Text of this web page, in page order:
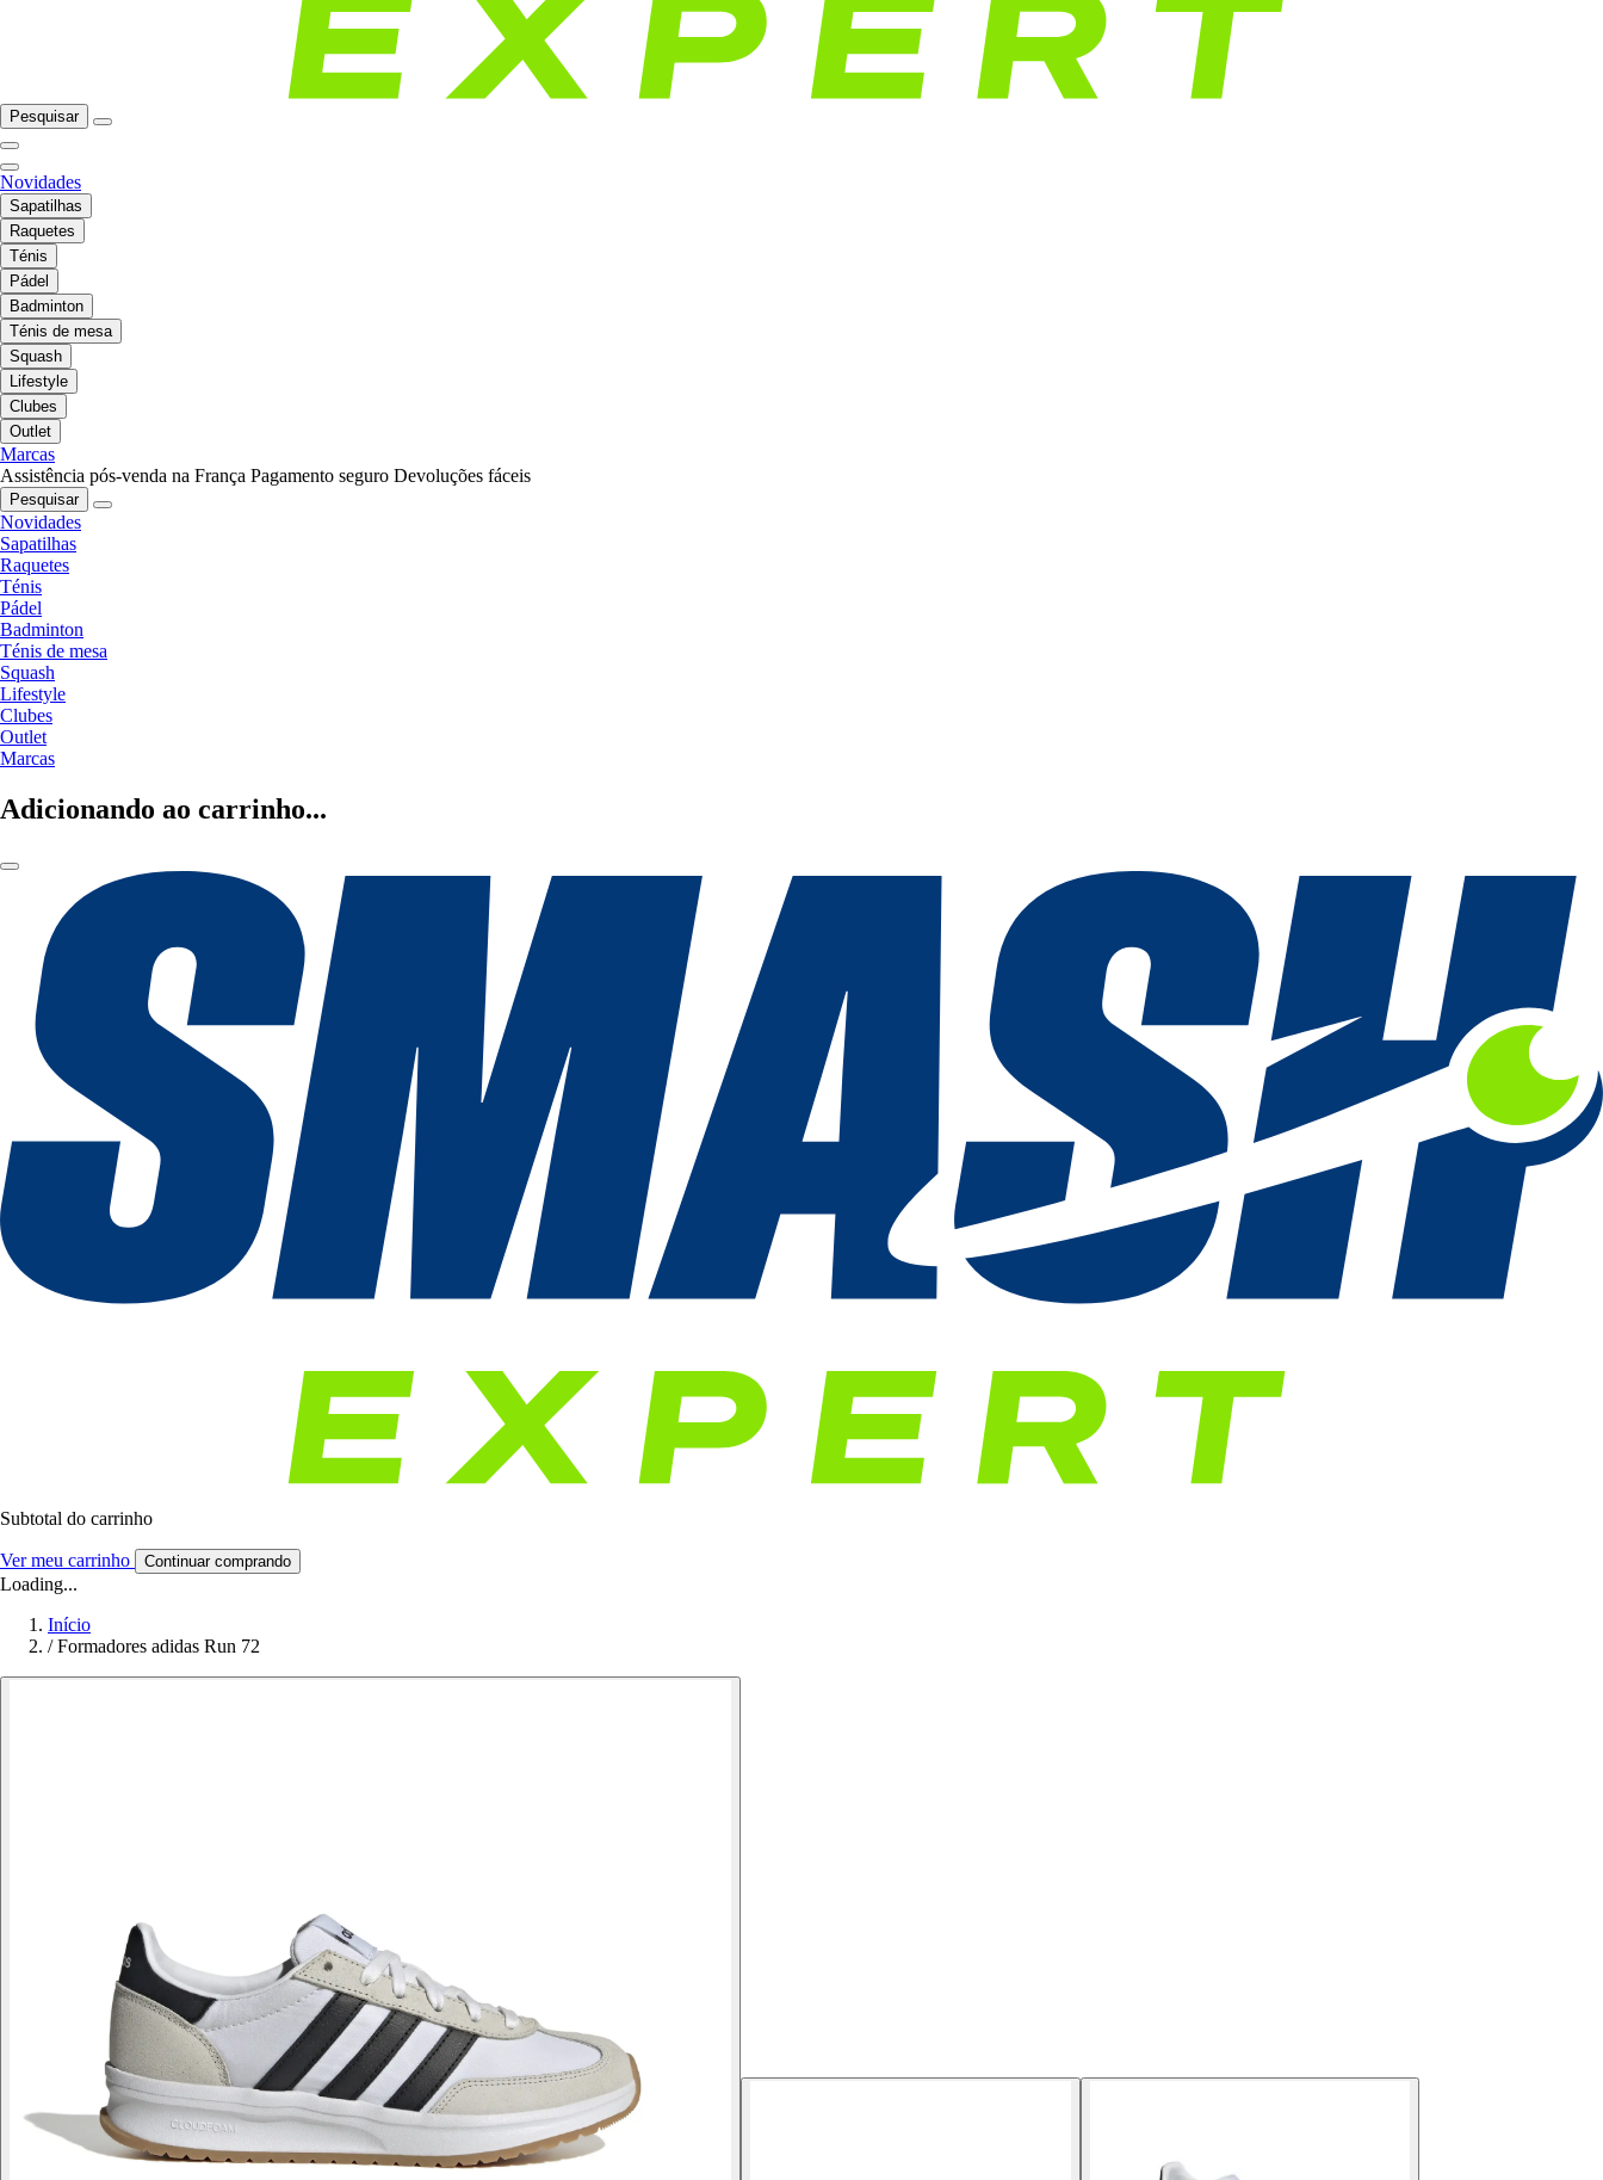
Pesquisar
Novidades
Sapatilhas
Raquetes
Ténis
Pádel
Badminton
Ténis de mesa
Squash
Lifestyle
Clubes
Outlet
Marcas
Assistência pós-venda na França Pagamento seguro Devoluções fáceis
Pesquisar
Novidades
Sapatilhas
Raquetes
Ténis
Pádel
Badminton
Ténis de mesa
Squash
Lifestyle
Clubes
Outlet
Marcas
Adicionando ao carrinho...
Subtotal do carrinho
Ver meu carrinho Continuar comprando
Loading...
Início
/ Formadores adidas Run 72